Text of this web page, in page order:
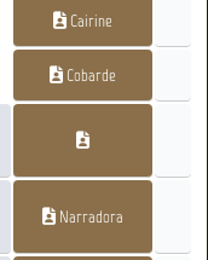
Cairine
Cobarde
Narradora